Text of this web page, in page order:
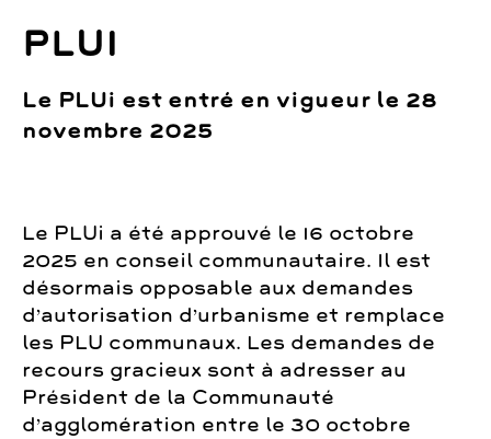
PLUI
Le PLUi est entré en vigueur le 28
novembre 2025
Le PLUi a été approuvé le 16 octobre
2025 en conseil communautaire. Il est
désormais opposable aux demandes
d’autorisation d’urbanisme et remplace
les PLU communaux. Les demandes de
recours gracieux sont à adresser au
Président de la Communauté
d’agglomération entre le 30 octobre